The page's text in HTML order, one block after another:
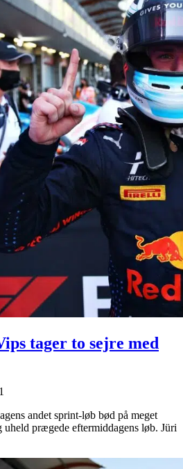
tager to sejre med
andet sprint-løb bød på meget
uheld prægede eftermiddagens løb. Jüri